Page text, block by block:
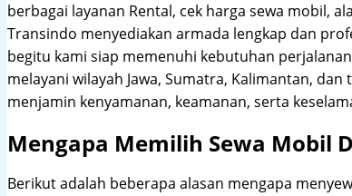
berbagai layanan Rental, cek harga sewa mobil,
Transindo menyediakan armada lengkap dan
begitu kami siap memenuhi kebutuhan
melayani wilayah Jawa, Sumatra, Kalimantan,
menjamin kenyamanan, keamanan, serta
Mengapa Memilih Sewa Mobil
Berikut adalah beberapa alasan mengapa